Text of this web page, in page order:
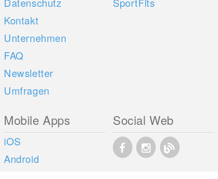
Kontakt
Unternehmen
FAQ
Newsletter
Umfragen
Mobile Apps
iOS
Android
Social Web